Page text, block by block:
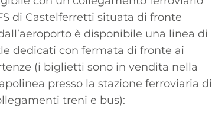
di Castelferretti situata di fronte
è disponibile una linea di
dedicati con fermata di fronte ai
(i biglietti sono in vendita nella
presso la stazione ferroviaria di
treni e bus):